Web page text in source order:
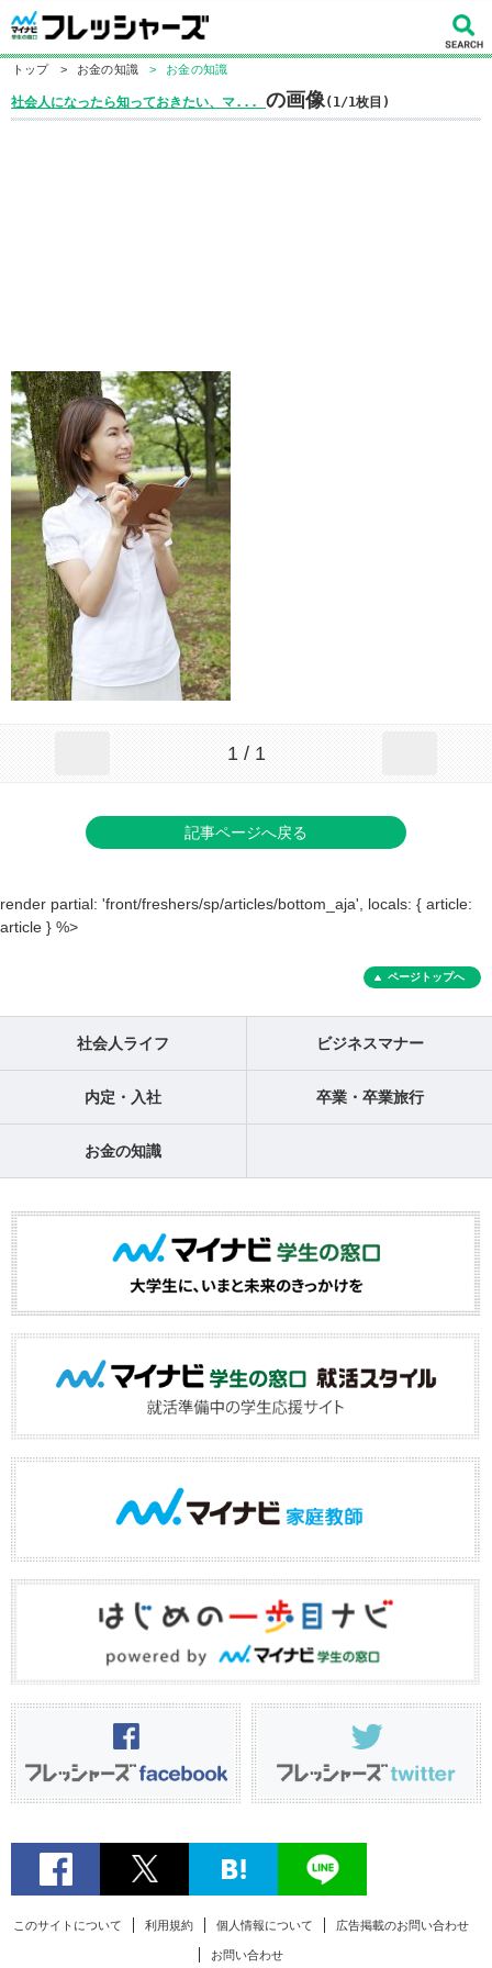
トップ > お金の知識 > お金の知識
社会人になったら知っておきたい、マ... の画像(1/1枚目)
1 / 1
記事ページへ戻る
render partial: 'front/freshers/sp/articles/bottom_aja', locals: { article:
article } %>
ページトップへ
社会人ライフ ビジネスマナー
内定・入社 卒業・卒業旅行
お金の知識
このサイトについて 利用規約 個人情報について 広告掲載のお問い合わせ
お問い合わせ